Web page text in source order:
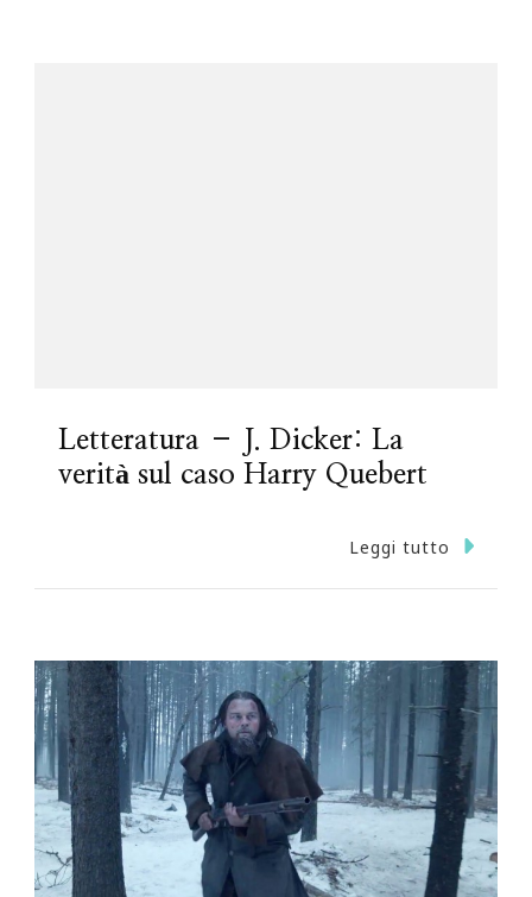
Letteratura – J. Dicker: La
verità sul caso Harry Quebert
Leggi tutto